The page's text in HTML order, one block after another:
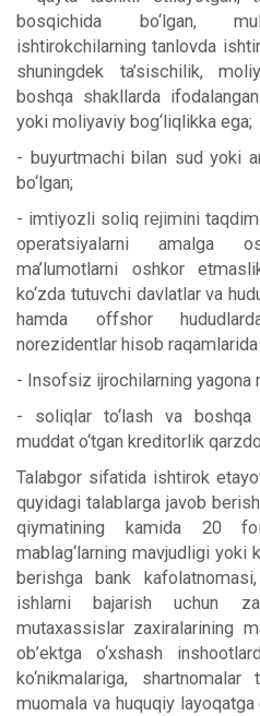
bosqichida bo‘lgan,
ishtirokchilarning tanlovda
shuningdek ta’sischilik,
boshqa shakllarda
yoki moliyaviy bog‘liqlikka ega;
- buyurtmachi bilan sud yoki
bo‘lgan;
- imtiyozli soliq rejimini
operatsiyalarni amalga
ma’lumotlarni oshkor
ko‘zda tutuvchi davlatlar va
hamda offshor
norezidentlar hisob raqamlarida
- Insofsiz ijrochilarning yagona
- soliqlar to‘lash va boshqa
muddat o‘tgan kreditorlik
Talabgor sifatida ishtirok
quyidagi talablarga javob
qiymatining kamida 20
mablag‘larning mavjudligi yoki
berishga bank
ishlarni bajarish uchun
mutaxassislar zaxiralarining
ob’ektga o‘xshash
ko‘nikmalariga,
muomala va huquqiy